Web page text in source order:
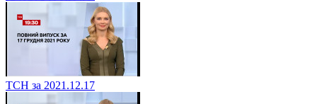
ТСН за 2021.12.17